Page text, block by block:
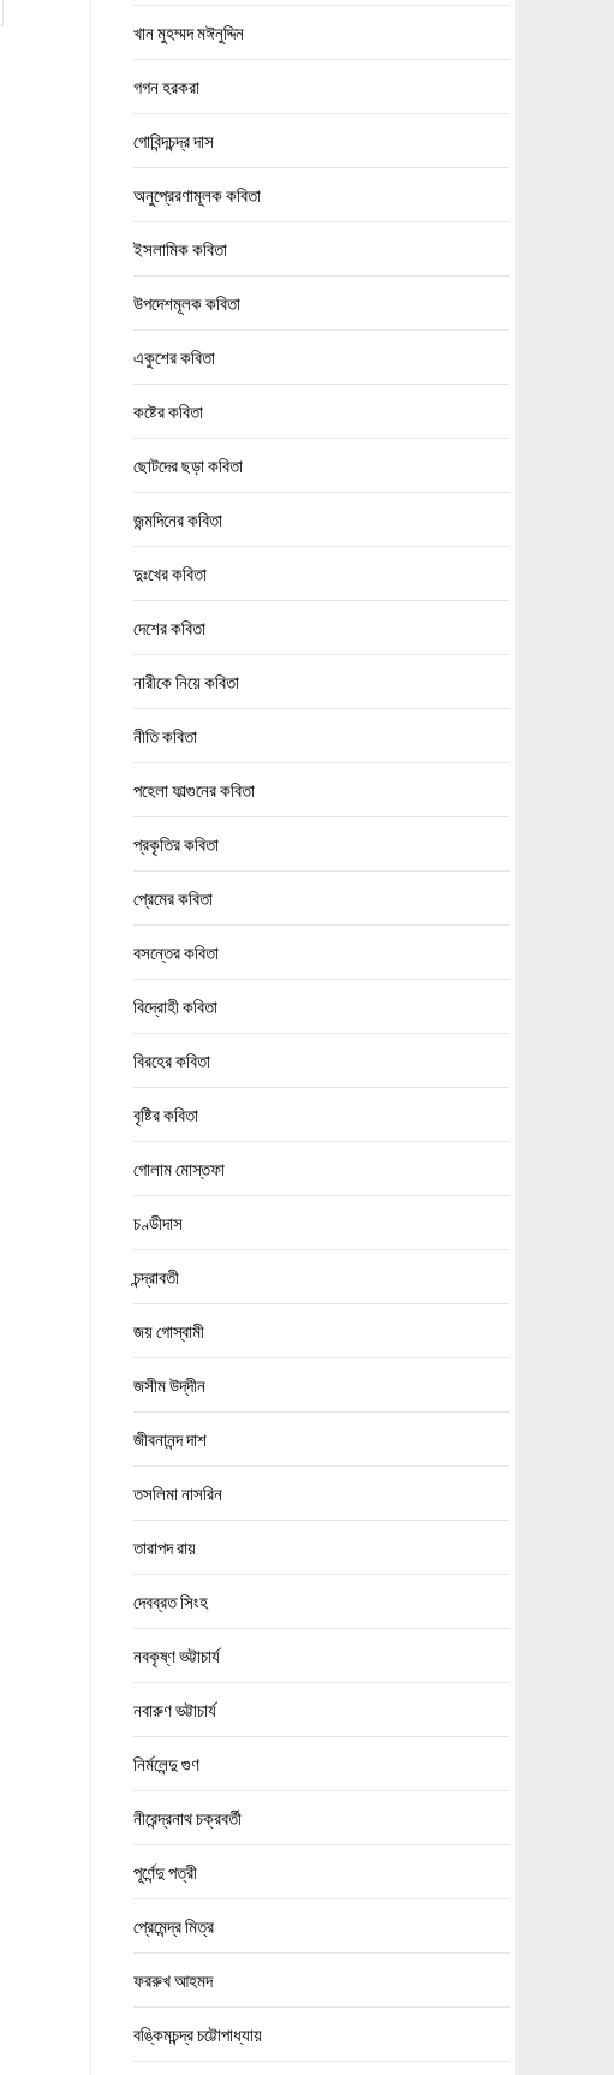
খান মুহম্মদ মঈনুদ্দিন
গগন হরকরা
গোবিন্দচন্দ্র দাস
অনুপ্রেরণামূলক কবিতা
ইসলামিক কবিতা
উপদেশমূলক কবিতা
একুশের কবিতা
কষ্টের কবিতা
ছোটদের ছড়া কবিতা
জন্মদিনের কবিতা
দুঃখের কবিতা
দেশের কবিতা
নারীকে নিয়ে কবিতা
নীতি কবিতা
পহেলা ফাল্গুনের কবিতা
প্রকৃতির কবিতা
প্রেমের কবিতা
বসন্তের কবিতা
বিদ্রোহী কবিতা
বিরহের কবিতা
বৃষ্টির কবিতা
গোলাম মোস্তফা
চণ্ডীদাস
চন্দ্রাবতী
জয় গোস্বামী
জসীম উদ্‌দীন
জীবনানন্দ দাশ
তসলিমা নাসরিন
তারাপদ রায়
দেবব্রত সিংহ
নবকৃষ্ণ ভট্টাচার্য
নবারুণ ভট্টাচার্য
নির্মলেন্দু গুণ
নীরেন্দ্রনাথ চক্রবর্তী
পূর্ণেন্দু পত্রী
প্রেমেন্দ্র মিত্র
ফররুখ আহমদ
বঙ্কিমচন্দ্র চট্টোপাধ্যায়